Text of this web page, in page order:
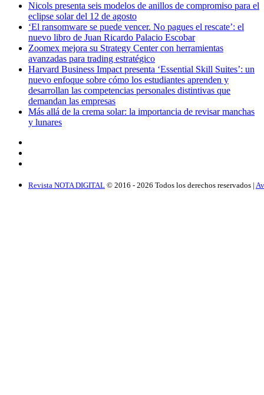
Nicols presenta seis modelos de anillos de compromiso para el
eclipse solar del 12 de agosto
‘El ransomware se puede vencer. No pagues el rescate’: el
nuevo libro de Juan Ricardo Palacio Escobar
Zoomex mejora su Strategy Center con herramientas
avanzadas para trading estratégico
Harvard Business Impact presenta ‘Essential Skill Suites’: un
nuevo enfoque sobre cómo los estudiantes aprenden y
desarrollan las competencias personales distintivas que
demandan las empresas
Más allá de la crema solar: la importancia de revisar manchas
y lunares
Revista NOTA DIGITAL © 2016 - 2026 Todos los derechos reservados |